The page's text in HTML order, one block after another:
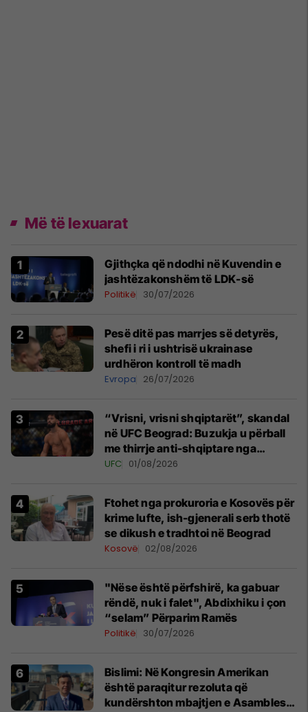
Më të lexuarat
Gjithçka që ndodhi në Kuvendin e
jashtëzakonshëm të LDK-së
Politikë 30/07/2026
Pesë ditë pas marrjes së detyrës,
shefi i ri i ushtrisë ukrainase
urdhëron kontroll të madh
Evropa 26/07/2026
“Vrisni, vrisni shqiptarët”, skandal
në UFC Beograd: Buzukja u përball
me thirrje anti-shqiptare nga
tribunat
UFC 01/08/2026
Ftohet nga prokuroria e Kosovës për
krime lufte, ish-gjenerali serb thotë
se dikush e tradhtoi në Beograd
Kosovë 02/08/2026
"Nëse është përfshirë, ka gabuar
rëndë, nuk i falet", Abdixhiku i çon
“selam” Përparim Ramës
Politikë 30/07/2026
Bislimi: Në Kongresin Amerikan
është paraqitur rezoluta që
kundërshton mbajtjen e Asamblesë